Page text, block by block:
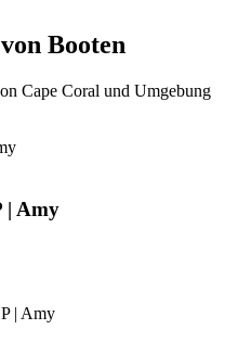
Booten
Cape Coral und Umgebung
| Amy